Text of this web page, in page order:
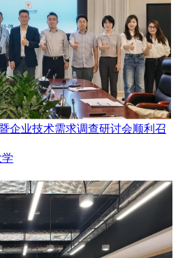
企业技术需求调查研讨会顺利召